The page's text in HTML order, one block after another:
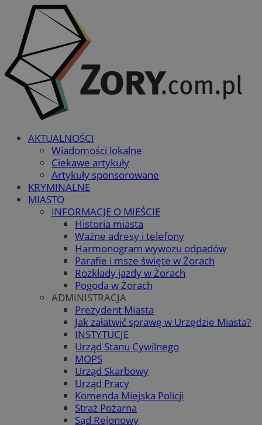
AKTUALNOŚCI
Wiadomości lokalne
Ciekawe artykuły
Artykuły sponsorowane
KRYMINALNE
MIASTO
INFORMACJE O MIEŚCIE
Historia miasta
Ważne adresy i telefony
Harmonogram wywozu odpadów
Parafie i msze święte w Żorach
Rozkłady jazdy w Żorach
Pogoda w Żorach
ADMINISTRACJA
Prezydent Miasta
Jak załatwić sprawę w Urzędzie Miasta?
INSTYTUCJE
Urząd Stanu Cywilnego
MOPS
Urząd Skarbowy
Urząd Pracy
Komenda Miejska Policji
Straż Pożarna
Sąd Rejonowy